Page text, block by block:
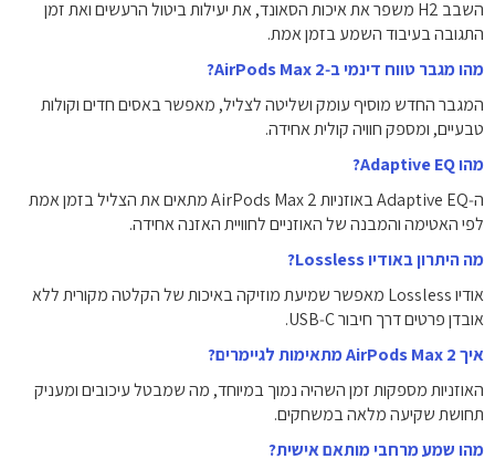
השבב H2 משפר את איכות הסאונד, את יעילות ביטול הרעשים ואת זמן
התגובה בעיבוד השמע בזמן אמת.
מהו מגבר טווח דינמי ב‑AirPods Max 2?
המגבר החדש מוסיף עומק ושליטה לצליל, מאפשר באסים חדים וקולות
טבעיים, ומספק חוויה קולית אחידה.
מהו Adaptive EQ?
ה‑Adaptive EQ באוזניות AirPods Max 2 מתאים את הצליל בזמן אמת
לפי האטימה והמבנה של האוזניים לחוויית האזנה אחידה.
מה היתרון באודיו Lossless?
אודיו Lossless מאפשר שמיעת מוזיקה באיכות של הקלטה מקורית ללא
אובדן פרטים דרך חיבור USB‑C.
איך AirPods Max 2 מתאימות לגיימרים?
האוזניות מספקות זמן השהיה נמוך במיוחד, מה שמבטל עיכובים ומעניק
תחושת שקיעה מלאה במשחקים.
מהו שמע מרחבי מותאם אישית?